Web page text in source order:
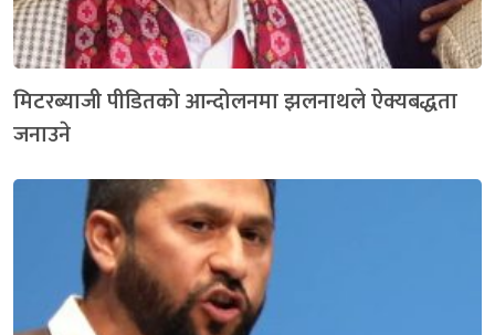
मिटरब्याजी पीडितको आन्दोलनमा झलनाथले ऐक्यबद्धता
जनाउने